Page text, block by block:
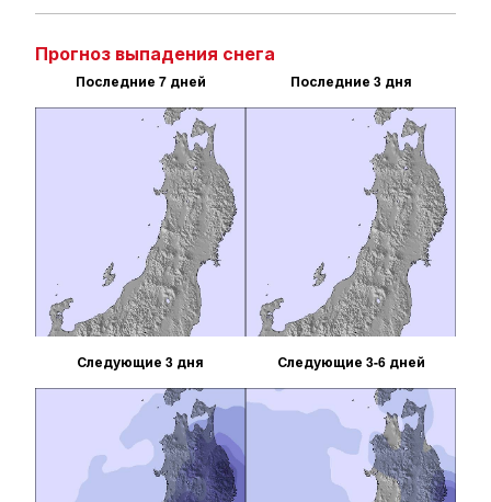
Прогноз выпадения снега
Последние 7 дней Последние 3 дня
Следующие 3 дня Следующие 3-6 дней